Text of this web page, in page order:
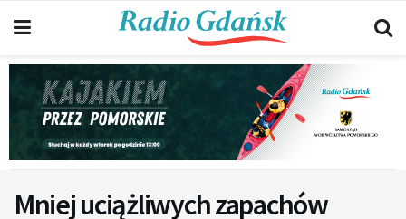
Mniej uciążliwych zapachów